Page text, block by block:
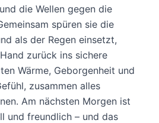
die Wellen gegen die
spüren sie die
als der Regen einsetzt,
zurück ins sichere
Wärme, Geborgenheit und
zusammen alles
Am nächsten Morgen ist
und freundlich – und das